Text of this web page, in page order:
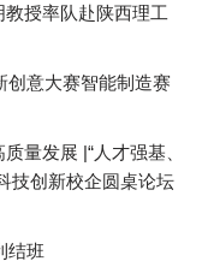
授率队赴陕西理工
创意大赛智能制造赛
量发展 |“人才强基、
技创新校企圆桌论坛
结班